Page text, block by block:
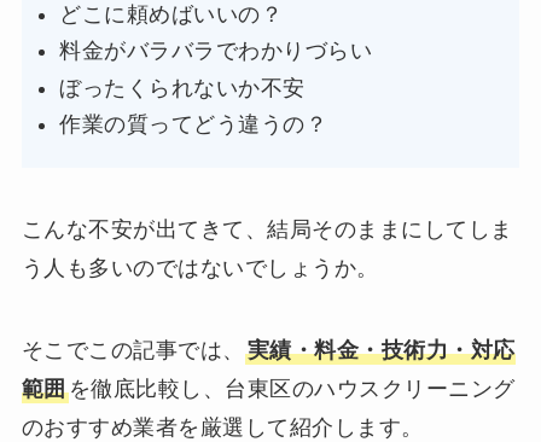
どこに頼めばいいの？
料金がバラバラでわかりづらい
ぼったくられないか不安
作業の質ってどう違うの？
こんな不安が出てきて、結局そのままにしてしま
う人も多いのではないでしょうか。
そこでこの記事では、 実績・料金・技術力・対応
範囲を徹底比較し、台東区のハウスクリーニング
のおすすめ業者を厳選して紹介します。